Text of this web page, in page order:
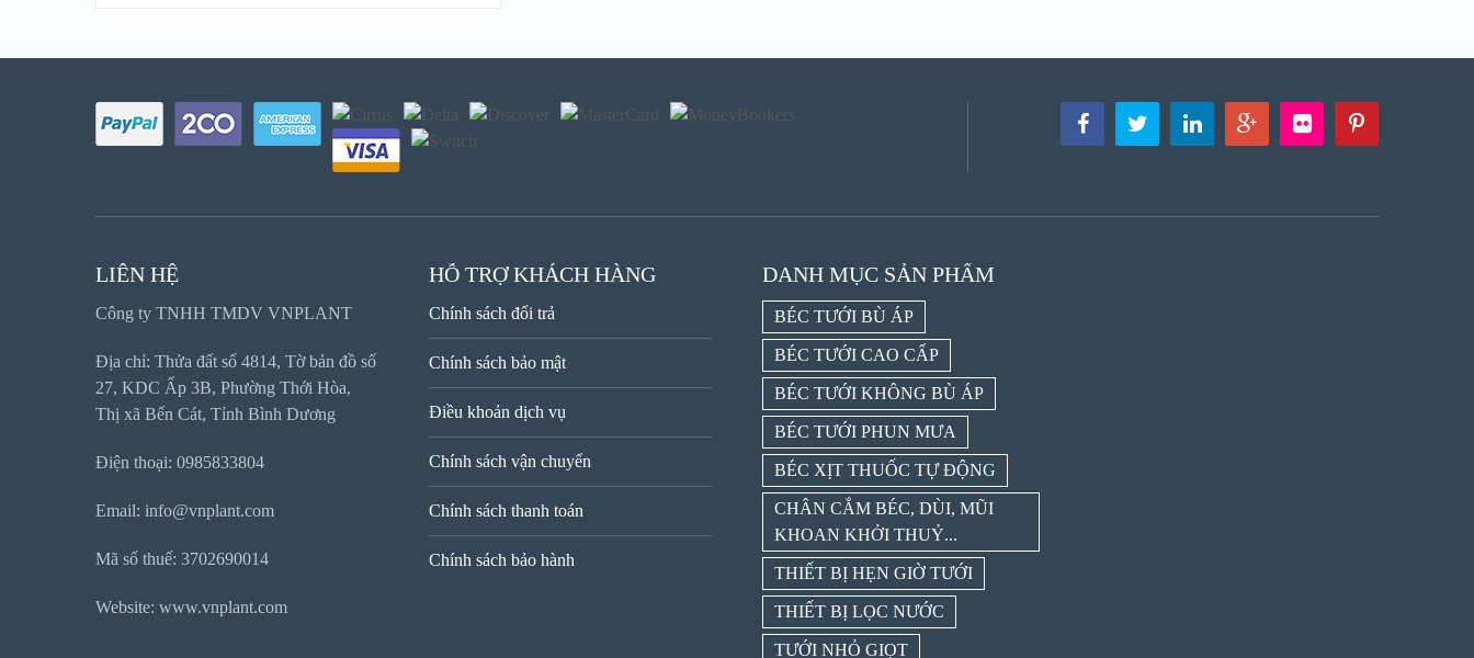
LIÊN HỆ
Công ty TNHH TMDV VNPLANT
Địa chỉ: Thửa đất số 4814, Tờ bản đồ số
27, KDC Ấp 3B, Phường Thới Hòa,
Thị xã Bến Cát, Tỉnh Bình Dương
Điện thoại: 0985833804
Email: info@vnplant.com
Mã số thuế: 3702690014
Website: www.vnplant.com
HỖ TRỢ KHÁCH HÀNG
Chính sách đổi trả
Chính sách bảo mật
Điều khoản dịch vụ
Chính sách vận chuyển
Chính sách thanh toán
Chính sách bảo hành
DANH MỤC SẢN PHẨM
BÉC TƯỚI BÙ ÁP
BÉC TƯỚI CAO CẤP
BÉC TƯỚI KHÔNG BÙ ÁP
BÉC TƯỚI PHUN MƯA
BÉC XỊT THUỐC TỰ ĐỘNG
CHÂN CẮM BÉC, DÙI, MŨI
KHOAN KHỞI THUỶ...
THIẾT BỊ HẸN GIỜ TƯỚI
THIẾT BỊ LỌC NƯỚC
TƯỚI NHỎ GIỌT